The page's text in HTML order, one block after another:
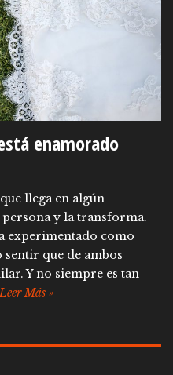
enamorado
llega en algún
y la transforma.
experimentado como
sentir que de ambos
Y no siempre es tan
Leer Más »